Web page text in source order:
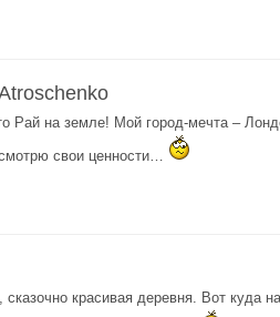
Рай на земле! Мой город-мечта –
свои ценности…
сказочно красивая деревня. Вот куда